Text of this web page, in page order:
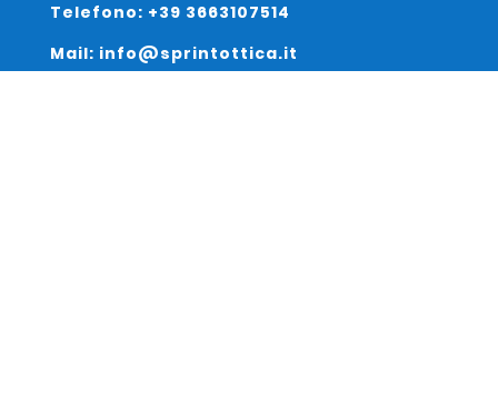
Telefono: +39 3663107514
Mail: info@sprintottica.it